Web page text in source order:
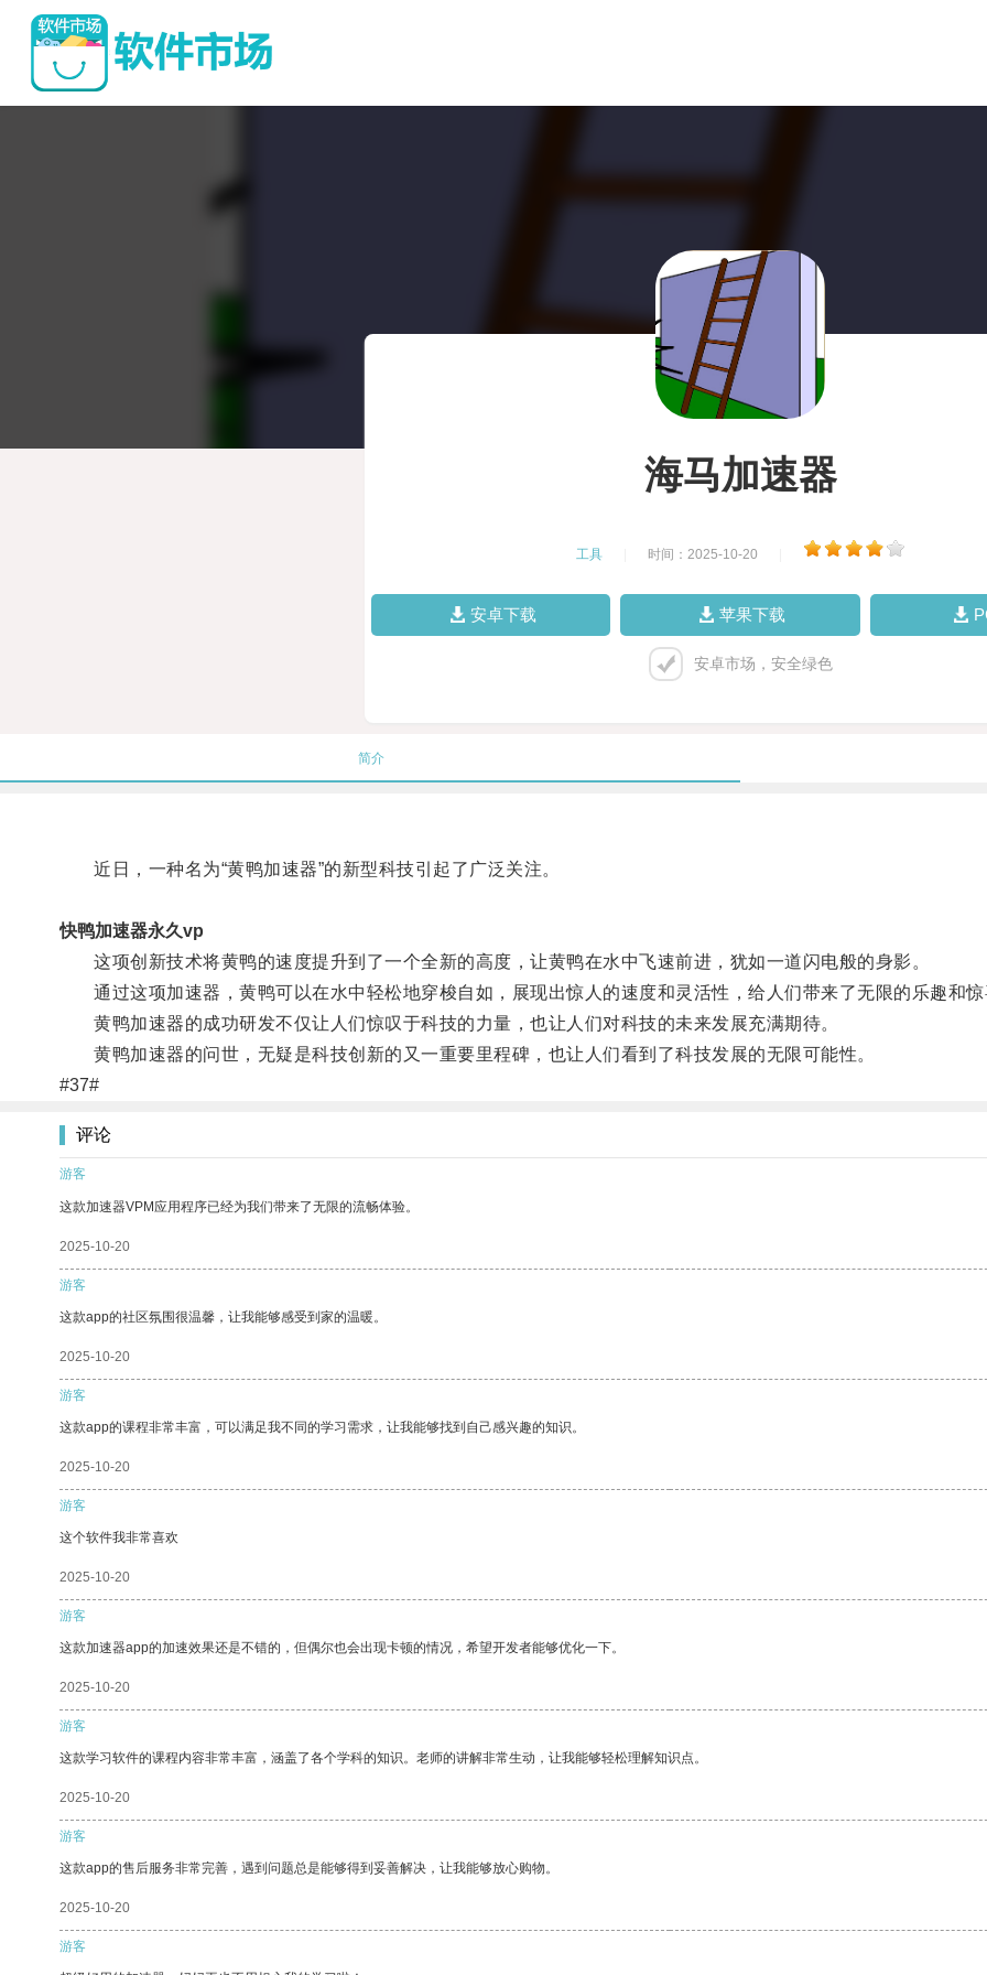
海马加速器
工具 时间：2025-10-20
安卓下载 苹果下载
安卓市场，安全绿色
简介
近日，一种名为“黄鸭加速器”的新型科技引起了广泛关注。
快鸭加速器永久vp
这项创新技术将黄鸭的速度提升到了一个全新的高度，让黄鸭在水中飞速前进，犹如一道闪电般的身影。
通过这项加速器，黄鸭可以在水中轻松地穿梭自如，展现出惊人的速度和灵活性，给人们带来了无限的乐趣和惊
黄鸭加速器的成功研发不仅让人们惊叹于科技的力量，也让人们对科技的未来发展充满期待。
黄鸭加速器的问世，无疑是科技创新的又一重要里程碑，也让人们看到了科技发展的无限可能性。
#37#
评论
游客
这款加速器VPM应用程序已经为我们带来了无限的流畅体验。
2025-10-20
游客
这款app的社区氛围很温馨，让我能够感受到家的温暖。
2025-10-20
游客
这款app的课程非常丰富，可以满足我不同的学习需求，让我能够找到自己感兴趣的知识。
2025-10-20
游客
这个软件我非常喜欢
2025-10-20
游客
这款加速器app的加速效果还是不错的，但偶尔也会出现卡顿的情况，希望开发者能够优化一下。
2025-10-20
游客
这款学习软件的课程内容非常丰富，涵盖了各个学科的知识。老师的讲解非常生动，让我能够轻松理解知识点。
2025-10-20
游客
这款app的售后服务非常完善，遇到问题总是能够得到妥善解决，让我能够放心购物。
2025-10-20
游客